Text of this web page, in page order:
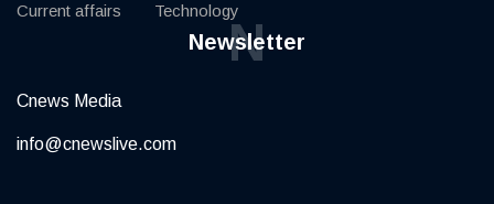
Current affairs
Technology
Newsletter
N
Cnews Media
info@cnewslive.com